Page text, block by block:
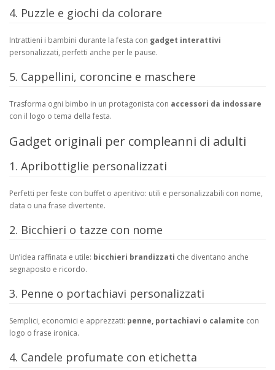
4. Puzzle e giochi da colorare
Intrattieni i bambini durante la festa con gadget interattivi
personalizzati, perfetti anche per le pause.
5. Cappellini, coroncine e maschere
Trasforma ogni bimbo in un protagonista con accessori da indossare
con il logo o tema della festa.
Gadget originali per compleanni di adulti
1. Apribottiglie personalizzati
Perfetti per feste con buffet o aperitivo: utili e personalizzabili con nome,
data o una frase divertente.
2. Bicchieri o tazze con nome
Un’idea raffinata e utile: bicchieri brandizzati che diventano anche
segnaposto e ricordo.
3. Penne o portachiavi personalizzati
Semplici, economici e apprezzati: penne, portachiavi o calamite con
logo o frase ironica.
4. Candele profumate con etichetta